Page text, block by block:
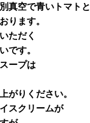
真空で青いトマトと
ります。
ただく
です。
ープは
がりください。
スクリームが